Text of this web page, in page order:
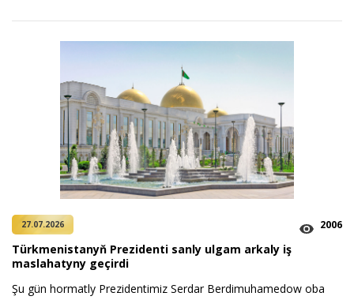
27.07.2026 2006
Türkmenistanyň Prezidenti sanly ulgam arkaly iş
maslahatyny geçirdi
Şu gün hormatly Prezidentimiz Serdar Berdimuhamedow oba